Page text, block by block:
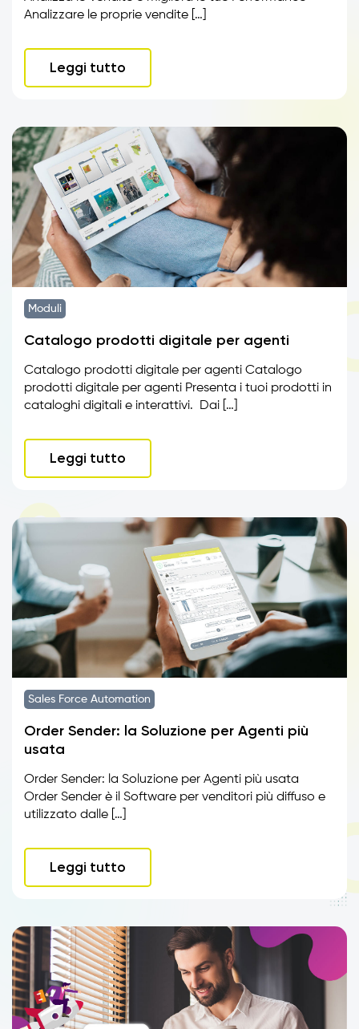
Analizzare le proprie vendite […]
Leggi tutto
Moduli
Catalogo prodotti digitale per agenti
Catalogo prodotti digitale per agenti Catalogo
prodotti digitale per agenti Presenta i tuoi prodotti in
cataloghi digitali e interattivi. Dai […]
Leggi tutto
Sales Force Automation
Order Sender: la Soluzione per Agenti più
usata
Order Sender: la Soluzione per Agenti più usata
Order Sender è il Software per venditori più diffuso e
utilizzato dalle […]
Leggi tutto